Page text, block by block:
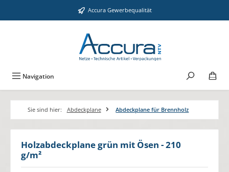
Zum Hauptinhalt springen Accura Gewerbequalität
Navigation
Sie sind hier: Abdeckplane Abdeckplane für Brennholz
Holzabdeckplane grün mit Ösen - 210
g/m²